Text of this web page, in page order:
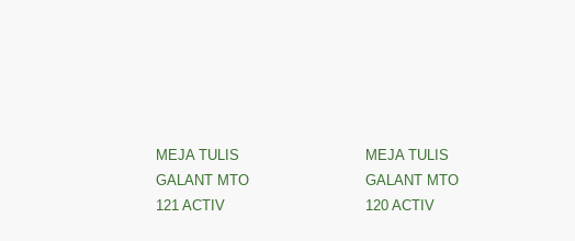
MEJA TULIS
GALANT MTO
121 ACTIV
MEJA TULIS
GALANT MTO
120 ACTIV